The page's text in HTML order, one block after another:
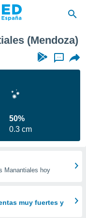
(Mendoza)
...
50%
0.3 cm
Manantiales hoy
muy fuertes y